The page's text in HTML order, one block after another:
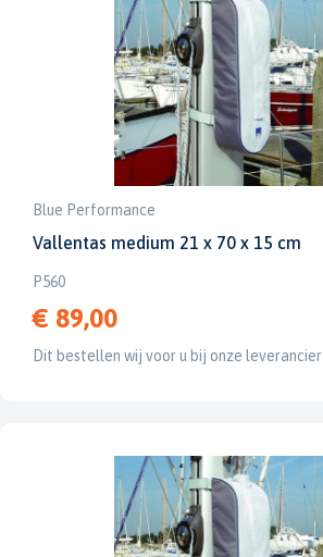
Blue Performance
Vallentas medium 21 x 70 x 15 cm
P560
€ 89,00
Dit bestellen wij voor u bij onze leverancier